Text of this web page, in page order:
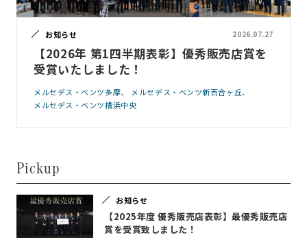
お知らせ 2026.07.27
【2026年 第1四半期表彰】優秀販売店賞を
受賞いたしました！
メルセデス・ベンツ多摩
メルセデス・ベンツ新百合ヶ丘
メルセデス・ベンツ横浜中央
Pickup
お知らせ
【2025年度 優秀販売店表彰】最優秀販売店
賞を受賞致しました！